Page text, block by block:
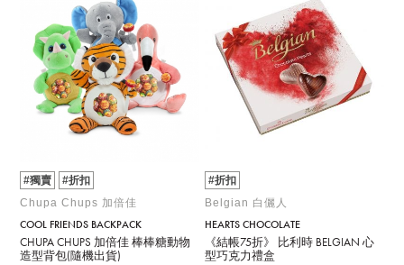
#獨賣
#折扣
Chupa Chups 加倍佳
COOL FRIENDS BACKPACK
CHUPA CHUPS 加倍佳 棒棒糖動物
造型背包(隨機出貨)
#折扣
Belgian 白儷人
HEARTS CHOCOLATE
《結帳75折》 比利時 BELGIAN 心
型巧克力禮盒